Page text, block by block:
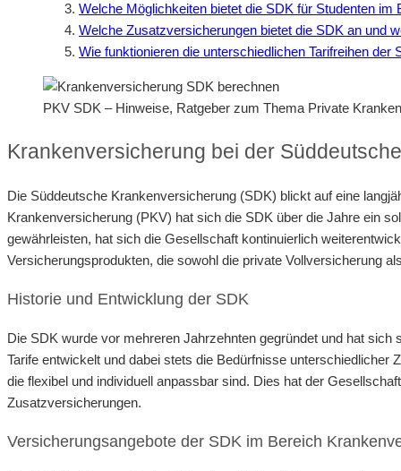
Welche Möglichkeiten bietet die SDK für Studenten
Welche Zusatzversicherungen bietet die SDK an und
Wie funktionieren die unterschiedlichen Tarifreihen
PKV SDK – Hinweise, Ratgeber zum Thema Private
Krankenversicherung bei der
Die Süddeutsche Krankenversicherung (SDK) blickt auf eine
Krankenversicherung (PKV) hat sich die SDK über die Jahre ein
gewährleisten, hat sich die Gesellschaft kontinuierlich
Versicherungsprodukten, die sowohl die private Vollversicherung
Historie und Entwicklung der SDK
Die SDK wurde vor mehreren Jahrzehnten gegründet und hat
Tarife entwickelt und dabei stets die Bedürfnisse
die flexibel und individuell anpassbar sind. Dies hat der
Zusatzversicherungen.
Versicherungsangebote der SDK im Bereich